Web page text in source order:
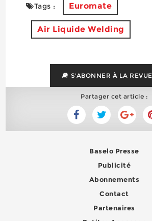
Tags : Euromate
Air Liquide Welding
S'ABONNER À LA REVUE
Partager cet article :
Baselo Presse
Publicité
Abonnements
Contact
Partenaires